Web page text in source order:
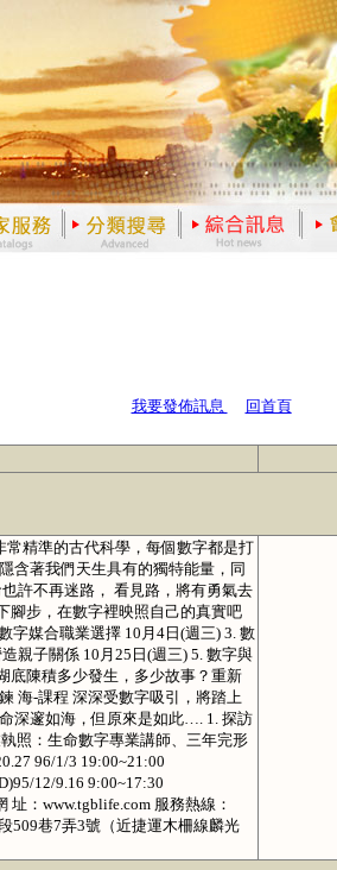
我要發佈訊息 回首頁
精準的古代科學，每個數字都是打
含著我們天生具有的獨特能量，同
許不再迷路， 看見路，將有勇氣去
步，在數字裡映照自己的真實吧
字媒合職業選擇 10月4日(週三) 3. 數
親子關係 10月25日(週三) 5. 數字與
底陳積多少發生，多少故事？重新
海-課程 深深受數字吸引，將踏上
深邃如海，但原來是如此…. 1. 探訪
照：生命數字專業講師、三年完形
96/1/3 19:00~21:00
12/9.16 9:00~17:30
址：www.tgblife.com 服務熱線：
509巷7弄3號（近捷運木柵線麟光